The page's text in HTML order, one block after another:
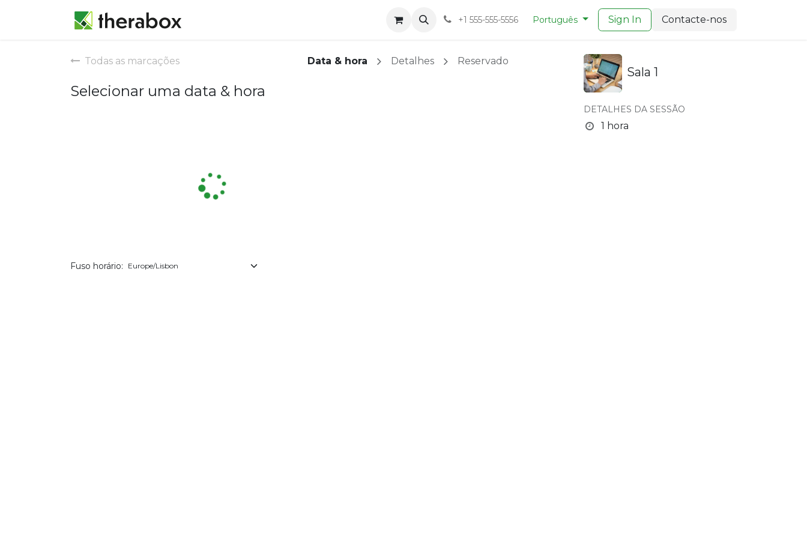
+1 555-555-5556 Português Sign In Contacte-nos
Todas as marcações Data & hora Detalhes Reservado
Selecionar uma data & hora
Fuso horário:
Sala 1
DETALHES DA SESSÃO
1 hora